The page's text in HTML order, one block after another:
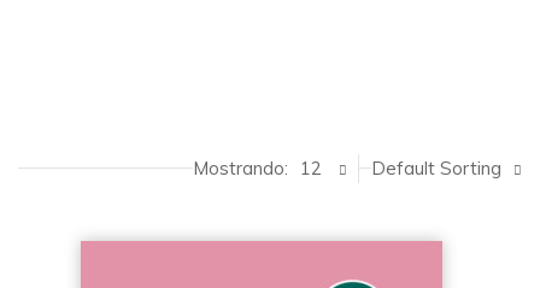
Default Sorting
Mostrando: 12